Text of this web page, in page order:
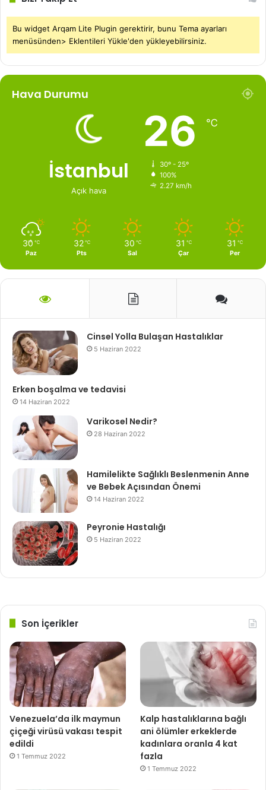
Bu widget Arqam Lite Plugin gerektirir, bunu Tema ayarları
menüsünden> Eklentileri Yükle'den yükleyebilirsiniz.
Hava Durumu
İstanbul
Açık hava
26 ℃
30º - 25º
100%
2.27 km/h
30 ℃
Paz
32 ℃
Pts
30 ℃
Sal
31 ℃
Çar
31 ℃
Per
Cinsel Yolla Bulaşan Hastalıklar
5 Haziran 2022
Erken boşalma ve tedavisi
14 Haziran 2022
Varikosel Nedir?
28 Haziran 2022
Hamilelikte Sağlıklı Beslenmenin Anne
ve Bebek Açısından Önemi
14 Haziran 2022
Peyronie Hastalığı
5 Haziran 2022
Son İçerikler
Venezuela’da ilk maymun
çiçeği virüsü vakası tespit
edildi
1 Temmuz 2022
Kalp hastalıklarına bağlı
ani ölümler erkeklerde
kadınlara oranla 4 kat
fazla
1 Temmuz 2022